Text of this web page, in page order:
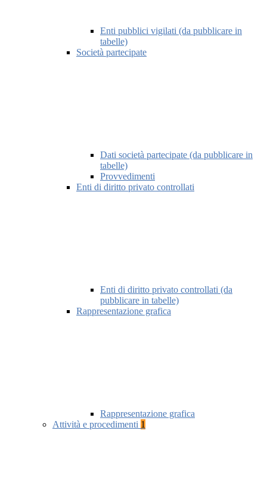
Enti pubblici vigilati (da pubblicare in
tabelle)
Società partecipate
Dati società partecipate (da pubblicare in
tabelle)
Provvedimenti
Enti di diritto privato controllati
Enti di diritto privato controllati (da
pubblicare in tabelle)
Rappresentazione grafica
Rappresentazione grafica
Attività e procedimenti 1